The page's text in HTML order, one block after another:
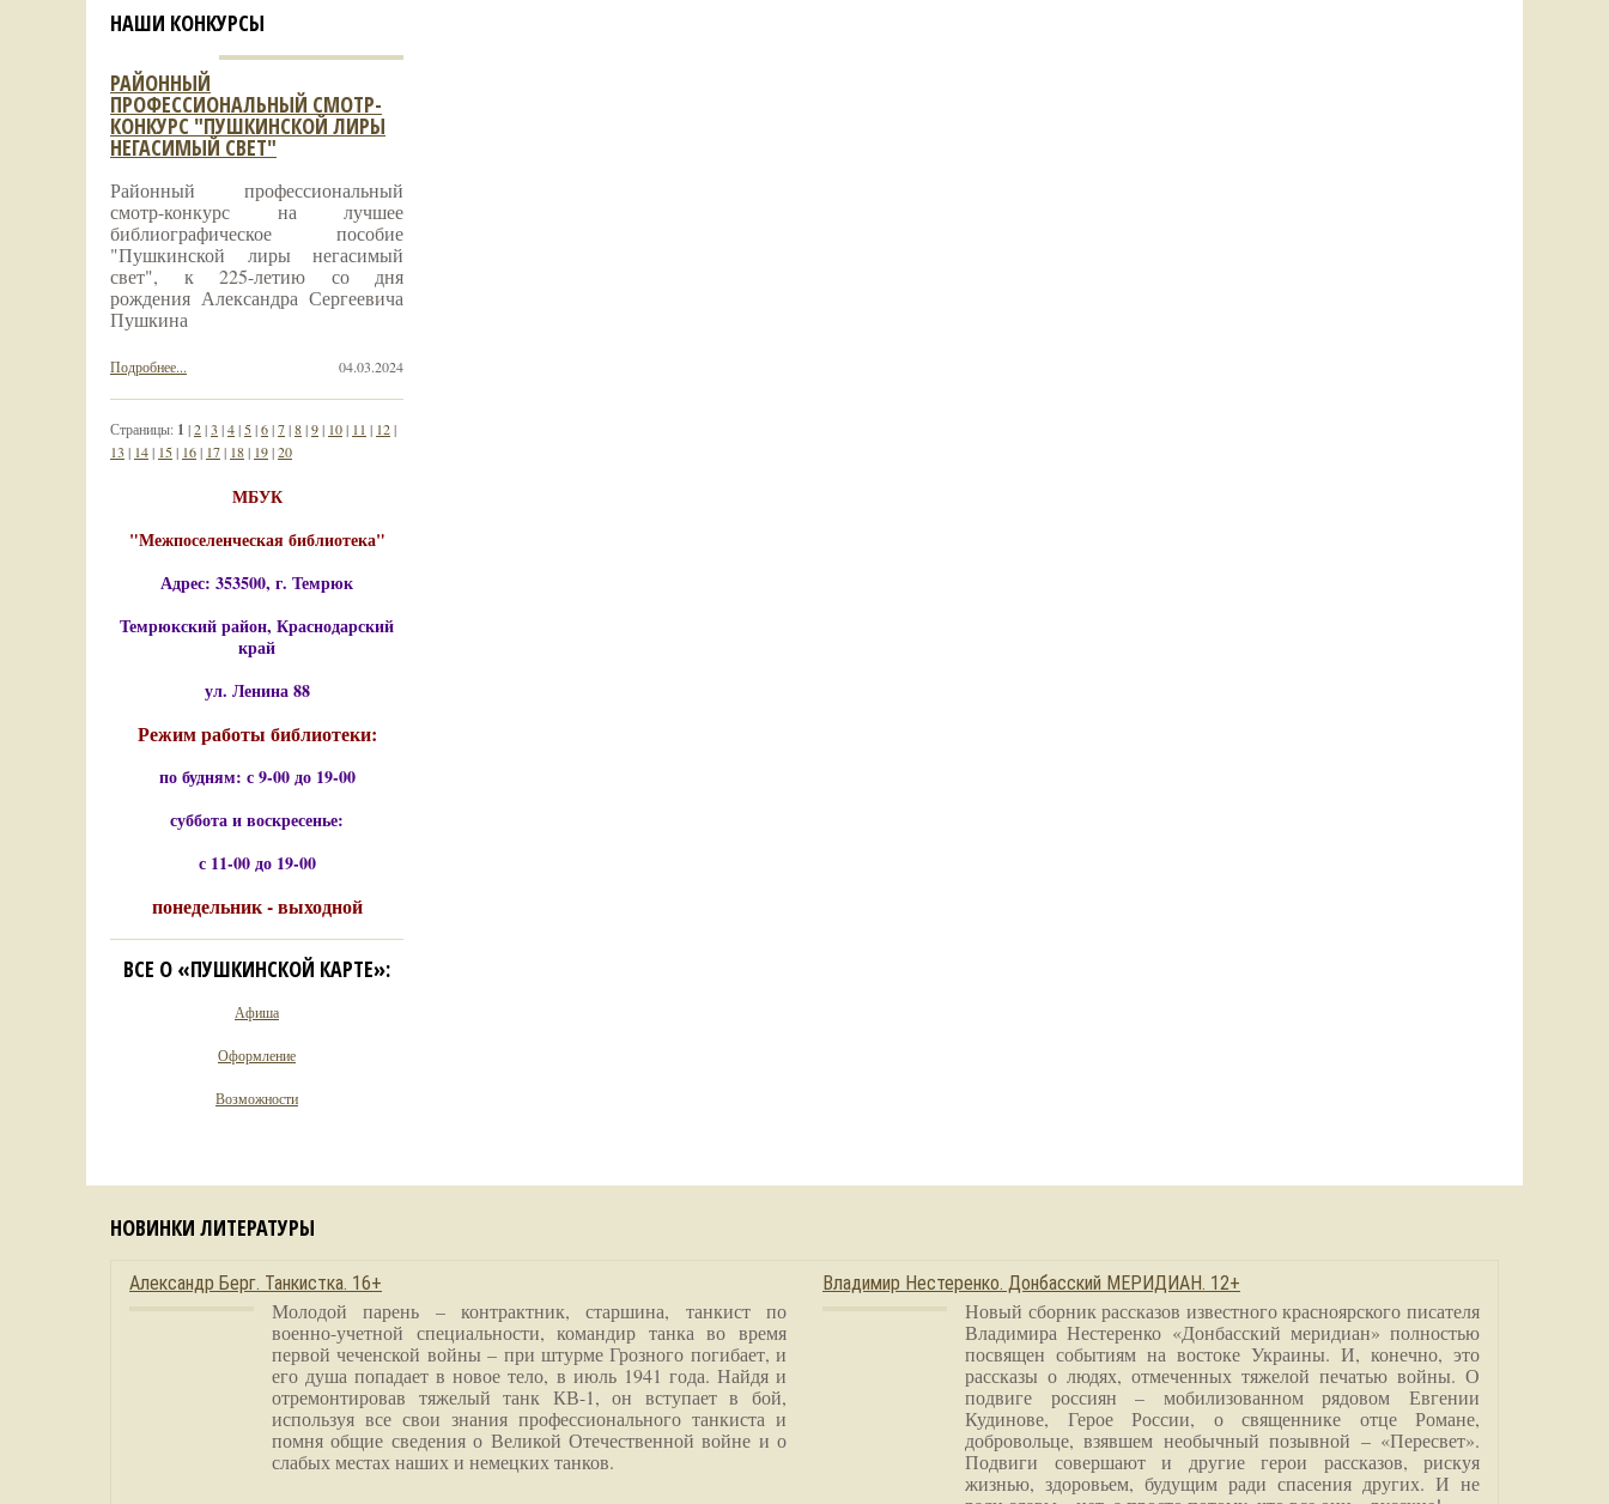
НАШИ КОНКУРСЫ
РАЙОННЫЙ
ПРОФЕССИОНАЛЬНЫЙ СМОТР-
КОНКУРС "ПУШКИНСКОЙ ЛИРЫ
НЕГАСИМЫЙ СВЕТ"
Районный профессиональный
смотр-конкурс на лучшее
библиографическое пособие
"Пушкинской лиры негасимый
свет", к 225-летию со дня
рождения Александра Сергеевича
Пушкина
04.03.2024
Подробнее...
Страницы: 1 |2|3 |4| 5|6|7|8|9| 10| 11 | 12|
13 | 14| 15| 16| 17| 18| 19|20
МБУК
"Межпоселенческая библиотека"
Адрес: 353500, г. Темрюк
Темрюкский район, Краснодарский
край
ул. Ленина 88
Режим работы библиотеки:
по будням: с 9-00 до 19-00
суббота и воскресенье:
с 11-00 до 19-00
понедельник - выходной
ВСЕ О «ПУШКИНСКОЙ КАРТЕ»:
Афиша
Оформление
Возможности
НОВИНКИ ЛИТЕРАТУРЫ
Александр Берг. Танкистка. 16+
Молодой парень – контрактник, старшина, танкист по
военно-учетной специальности, командир танка во время
первой чеченской войны – при штурме Грозного погибает, и
его душа попадает в новое тело, в июль 1941 года. Найдя и
отремонтировав тяжелый танк КВ-1, он вступает в бой,
используя все свои знания профессионального танкиста и
помня общие сведения о Великой Отечественной войне и о
слабых местах наших и немецких танков.
Владимир Нестеренко. Донбасский МЕРИДИАН. 12+
Новый сборник рассказов известного красноярского писателя
Владимира Нестеренко «Донбасский меридиан» полностью
посвящен событиям на востоке Украины. И, конечно, это
рассказы о людях, отмеченных тяжелой печатью войны. О
подвиге россиян – мобилизованном рядовом Евгении
Кудинове, Герое России, о священнике отце Романе,
добровольце, взявшем необычный позывной – «Пересвет».
Подвиги совершают и другие герои рассказов, рискуя
жизнью, здоровьем, будущим ради спасения других. И не